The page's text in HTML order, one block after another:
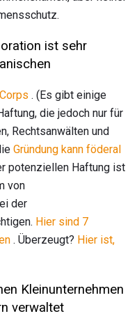
ist sehr
. (Es gibt einige
die jedoch nur für
Rechtsanwälten und
Gründung kann föderal
potenziellen Haftung ist
von
der
Hier sind 7
. Überzeugt? Hier ist,
Kleinunternehmen
verwaltet